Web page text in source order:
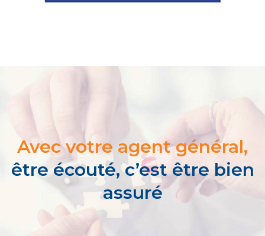
Avec votre agent général,
être écouté, c’est être bien
assuré